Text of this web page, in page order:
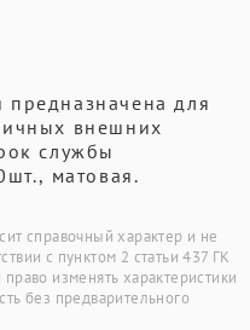
для
внешних
службы
матовая.
справочный характер и не
с пунктом 2 статьи 437 ГК
изменять характеристики
без предварительного